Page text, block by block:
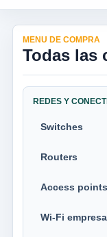
MENU DE COMPRA
Todas las
REDES Y
Switches
Routers
Access points
Wi-Fi